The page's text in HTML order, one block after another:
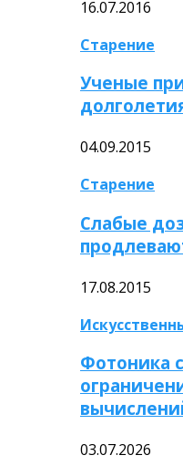
16.07.2016
Старение
Ученые
04.09.2015
Старение
Слабые
17.08.2015
Фотоника
03.07.2026